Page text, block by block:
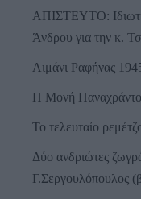
ΑΠΙΣΤΕΥΤΟ:
Άνδρου για την κ.
Λιμάνι Ραφήνας
Η Μονή
Το τελευταίο
Δύο ανδριώτες
Γ.Σεργουλόπουλος